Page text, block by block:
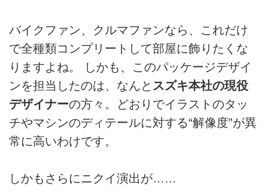
バイクファン、クルマファンなら、これだけ
で全種類コンプリートして部屋に飾りたくな
りますよね。 しかも、このパッケージデザイ
ンを担当したのは、なんと スズキ本社の現役
デザイナーの方々。どおりでイラストのタッ
チやマシンのディテールに対する“解像度”が異
常に高いわけです。
しかもさらにニクイ演出が……